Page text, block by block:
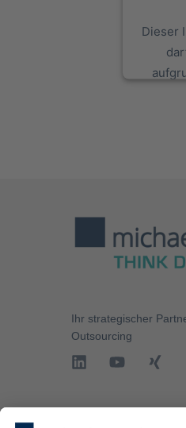
Dieser
mit
Ihr strategischer
Outsourcing